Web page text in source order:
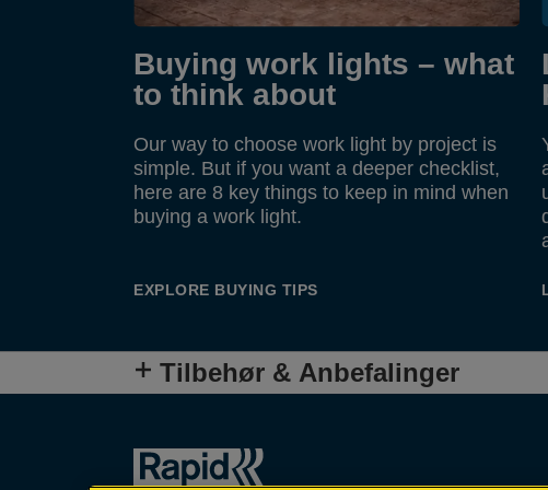
Buying work lights – what
to think about
Our way to choose work light by project is
simple. But if you want a deeper checklist,
here are 8 key things to keep in mind when
buying a work light.
EXPLORE BUYING TIPS
Tilbehør & Anbefalinger